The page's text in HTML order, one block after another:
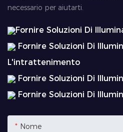
necessario per aiutarti.
Fornire Soluzioni Di
Fornire Soluzioni Di
L'intrattenimento
Fornire Soluzioni Di
Fornire Soluzioni Di
Nome